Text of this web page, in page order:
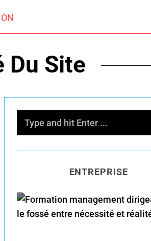
Du Site
f
o
ENTREPRISE